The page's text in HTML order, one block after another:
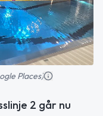
Places)
2 går nu